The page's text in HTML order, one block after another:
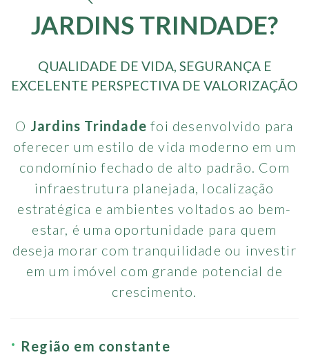
JARDINS TRINDADE?
QUALIDADE DE VIDA, SEGURANÇA E
EXCELENTE PERSPECTIVA DE VALORIZAÇÃO
O Jardins Trindade foi desenvolvido para
oferecer um estilo de vida moderno em um
condomínio fechado de alto padrão. Com
infraestrutura planejada, localização
estratégica e ambientes voltados ao bem-
estar, é uma oportunidade para quem
deseja morar com tranquilidade ou investir
em um imóvel com grande potencial de
crescimento.
Região em constante